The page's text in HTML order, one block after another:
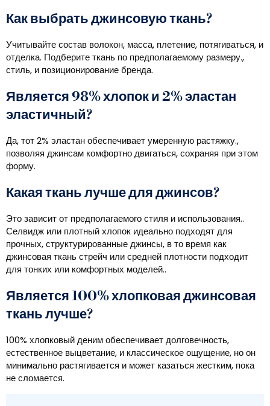
Как выбрать джинсовую ткань?
Учитывайте состав волокон, масса, плетение, потягиваться, и
отделка. Подберите ткань по предполагаемому размеру.,
стиль, и позиционирование бренда.
Является 98% хлопок и 2% эластан
эластичный?
Да, тот 2% эластан обеспечивает умеренную растяжку.,
позволяя джинсам комфортно двигаться, сохраняя при этом
форму.
Какая ткань лучше для джинсов?
Это зависит от предполагаемого стиля и использования..
Селвидж или плотный хлопок идеально подходят для
прочных, структурированные джинсы, в то время как
джинсовая ткань стрейч или средней плотности подходит
для тонких или комфортных моделей..
Является 100% хлопковая джинсовая
ткань лучше?
100% хлопковый деним обеспечивает долговечность,
естественное выцветание, и классическое ощущение, но он
минимально растягивается и может казаться жестким, пока
не сломается.